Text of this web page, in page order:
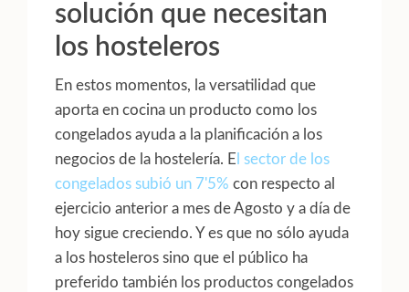
solución que necesitan
los hosteleros
En estos momentos, la versatilidad que
aporta en cocina un producto como los
congelados ayuda a la planificación a los
negocios de la hostelería. E l sector de los
congelados subió un 7'5% con respecto al
ejercicio anterior a mes de Agosto y a día de
hoy sigue creciendo. Y es que no sólo ayuda
a los hosteleros sino que el público ha
preferido también los productos congelados